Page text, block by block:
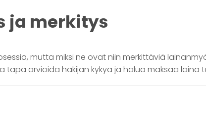
ja merkitys
mutta miksi ne ovat niin merkittäviä
arvioida hakijan kykyä ja halua maksaa laina